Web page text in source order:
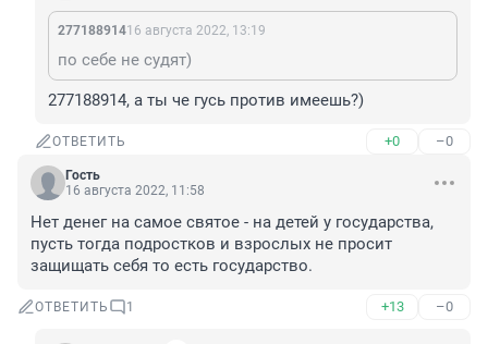
27718891416 августа 2022, 13:19
по себе не судят)
277188914, а ты че гусь против имеешь?)
ОТВЕТИТЬ +0 –0
Гость
16 августа 2022, 11:58
Нет денег на самое святое - на детей у государства,
пусть тогда подростков и взрослых не просит
защищать себя то есть государство.
ОТВЕТИТЬ 1 +13 –0